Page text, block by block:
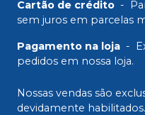
Cartão de crédito -
sem juros em parcelas
Pagamento na loja -
pedidos em nossa loja.
Nossas vendas são
devidamente